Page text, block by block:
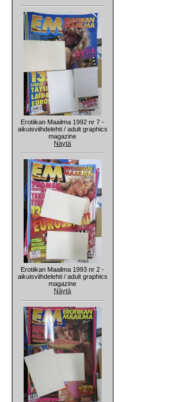
Erotiikan Maailma 1992 nr 7 -
aikuisviihdelehti / adult graphics
magazine
Näytä
Erotiikan Maailma 1993 nr 2 -
aikuisviihdelehti / adult graphics
magazine
Näytä